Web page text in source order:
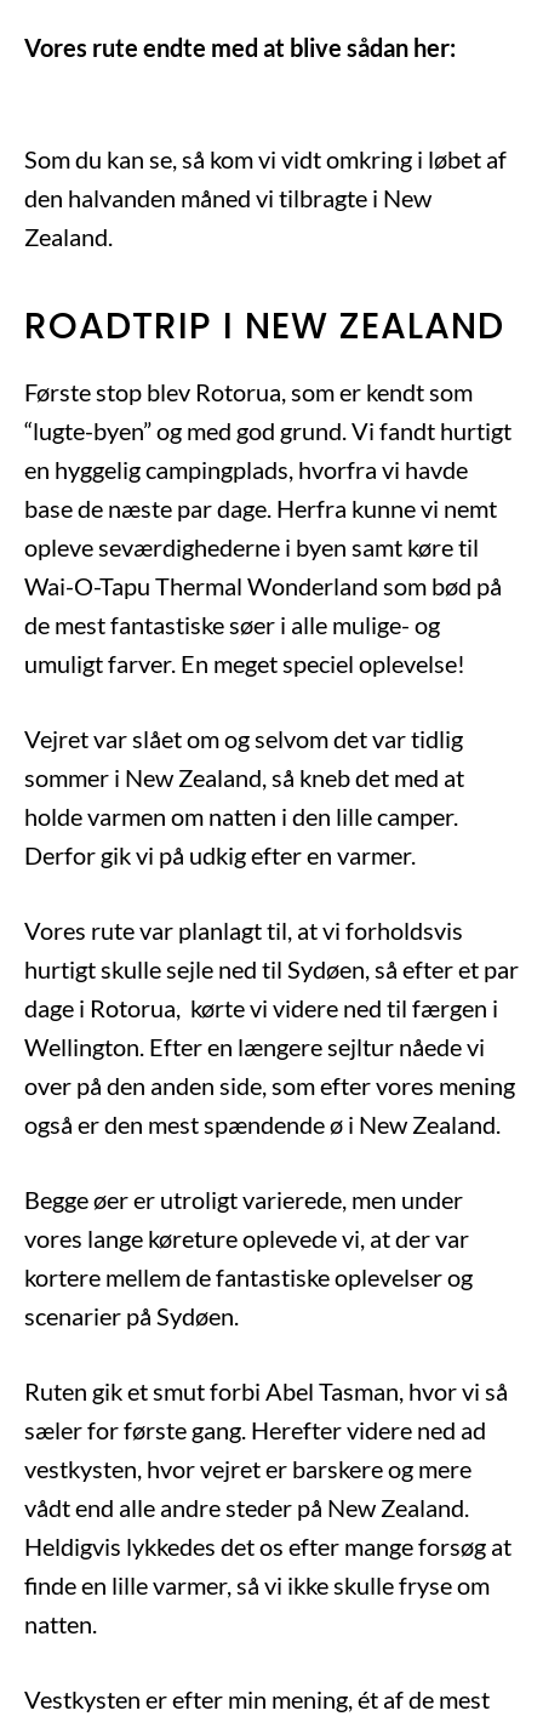
Vores rute endte med at blive sådan her:
Som du kan se, så kom vi vidt omkring i løbet af
den halvanden måned vi tilbragte i New
Zealand.
ROADTRIP I NEW ZEALAND
Første stop blev Rotorua, som er kendt som
“lugte-byen” og med god grund. Vi fandt hurtigt
en hyggelig campingplads, hvorfra vi havde
base de næste par dage. Herfra kunne vi nemt
opleve seværdighederne i byen samt køre til
Wai-O-Tapu Thermal Wonderland som bød på
de mest fantastiske søer i alle mulige- og
umuligt farver. En meget speciel oplevelse!
Vejret var slået om og selvom det var tidlig
sommer i New Zealand, så kneb det med at
holde varmen om natten i den lille camper.
Derfor gik vi på udkig efter en varmer.
Vores rute var planlagt til, at vi forholdsvis
hurtigt skulle sejle ned til Sydøen, så efter et par
dage i Rotorua, kørte vi videre ned til færgen i
Wellington. Efter en længere sejltur nåede vi
over på den anden side, som efter vores mening
også er den mest spændende ø i New Zealand.
Begge øer er utroligt varierede, men under
vores lange køreture oplevede vi, at der var
kortere mellem de fantastiske oplevelser og
scenarier på Sydøen.
Ruten gik et smut forbi Abel Tasman, hvor vi så
sæler for første gang. Herefter videre ned ad
vestkysten, hvor vejret er barskere og mere
vådt end alle andre steder på New Zealand.
Heldigvis lykkedes det os efter mange forsøg at
finde en lille varmer, så vi ikke skulle fryse om
natten.
Vestkysten er efter min mening, ét af de mest